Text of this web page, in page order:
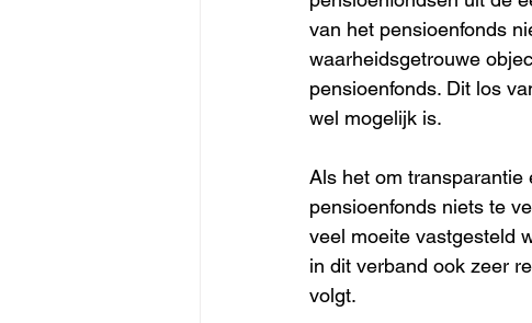
van het pensioenfonds
waarheidsgetrouwe
pensioenfonds. Dit los
wel mogelijk is.
Als het om transparantie
pensioenfonds niets te
veel moeite vastgesteld
in dit verband ook zeer
volgt.